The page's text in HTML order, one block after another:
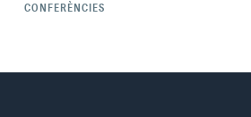
CONFERÈNCIES